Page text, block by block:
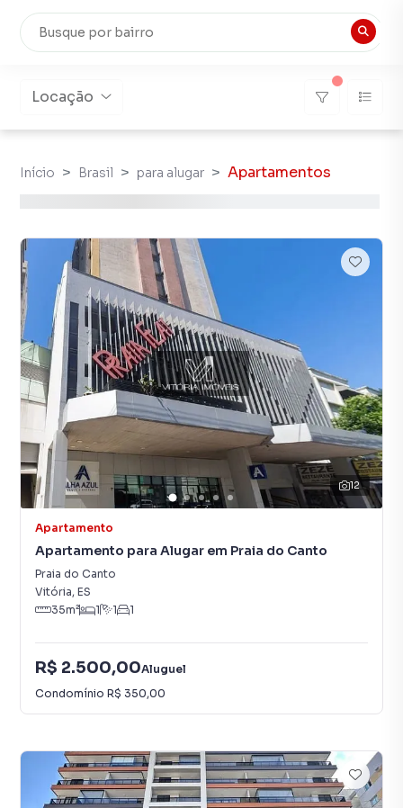
Locação
Início Brasil para alugar Apartamentos
12
Apartamento
Apartamento para Alugar em Praia do Canto
Praia do Canto
Vitória, ES
35m² 1 1 1
R$ 2.500,00Aluguel
Condomínio R$ 350,00